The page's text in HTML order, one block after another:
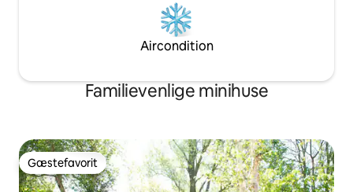
Aircondition
Familievenlige minihuse
Gæstefavorit
Gæstefavorit